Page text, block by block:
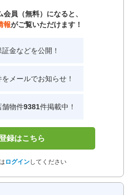
員（無料）になると、
報がご覧いただけます！
金などを公開！
メールでお知らせ！
舗物件9381件掲載中！
録はこちら
ログインしてください